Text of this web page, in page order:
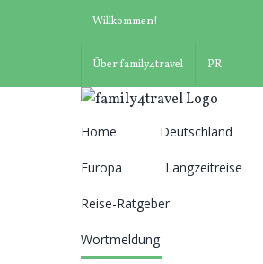
Willkommen!
Über family4travel PR
nach:
Home Deutschland
Europa Langzeitreise
Reise-Ratgeber
Wortmeldung